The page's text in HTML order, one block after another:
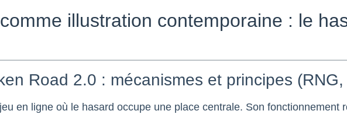
illustration contemporaine : le
Road 2.0 : mécanismes et principes
en ligne où le hasard occupe une place centrale. Son fonctionnement